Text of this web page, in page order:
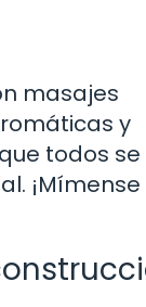
masajes
y
todos se
¡Mímense